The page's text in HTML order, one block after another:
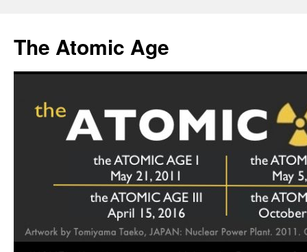
content
The Atomic Age